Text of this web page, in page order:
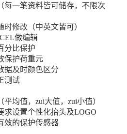
一笔资料皆可储存，不限次
修改（中英文皆可）
做编辑
分比保护
保护荷重元
据及时颜色区分
测试
均值，zui大值，zui小值）
设置个性化抬头及LOGO
效的保护传感器